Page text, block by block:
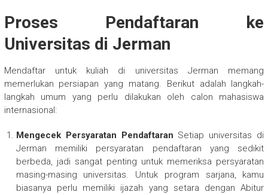
Proses Pendaftaran ke
Universitas di Jerman
Mendaftar untuk kuliah di universitas Jerman memang
memerlukan persiapan yang matang. Berikut adalah langkah-
langkah umum yang perlu dilakukan oleh calon mahasiswa
internasional:
Mengecek Persyaratan Pendaftaran Setiap universitas di
Jerman memiliki persyaratan pendaftaran yang sedikit
berbeda, jadi sangat penting untuk memeriksa persyaratan
masing-masing universitas. Untuk program sarjana, kamu
biasanya perlu memiliki ijazah yang setara dengan Abitur